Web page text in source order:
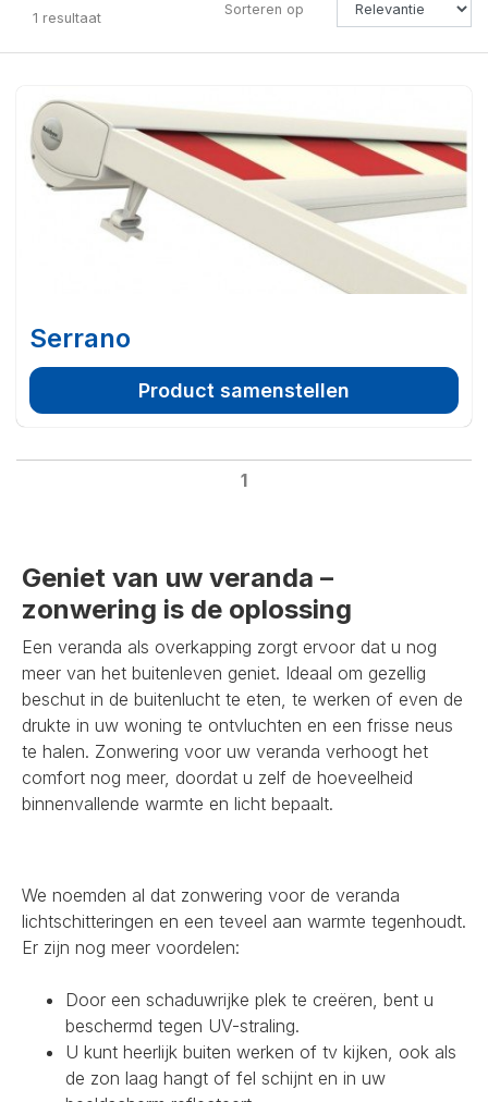
1 resultaat Sorteren op
Serrano
Product samenstellen
1
Geniet van uw veranda –
zonwering is de oplossing
Een veranda als overkapping zorgt ervoor dat u nog
meer van het buitenleven geniet. Ideaal om gezellig
beschut in de buitenlucht te eten, te werken of even de
drukte in uw woning te ontvluchten en een frisse neus
te halen. Zonwering voor uw veranda verhoogt het
comfort nog meer, doordat u zelf de hoeveelheid
binnenvallende warmte en licht bepaalt.
We noemden al dat zonwering voor de veranda
lichtschitteringen en een teveel aan warmte tegenhoudt.
Er zijn nog meer voordelen:
Door een schaduwrijke plek te creëren, bent u
beschermd tegen UV-straling.
U kunt heerlijk buiten werken of tv kijken, ook als
de zon laag hangt of fel schijnt en in uw